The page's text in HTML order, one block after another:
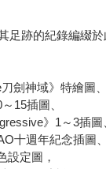
足跡的紀錄編綴於
劍神域》特繪圖、
15插圖、
》1～3插圖
十週年紀念插圖、
設定圖，